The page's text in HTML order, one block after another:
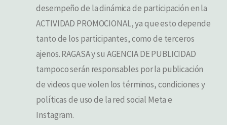
desempeño de la dinámica de participación en la
ACTIVIDAD PROMOCIONAL, ya que esto depende
tanto de los participantes, como de terceros
ajenos. RAGASA y su AGENCIA DE PUBLICIDAD
tampoco serán responsables por la publicación
de videos que violen los términos, condiciones y
políticas de uso de la red social Meta e
Instagram.